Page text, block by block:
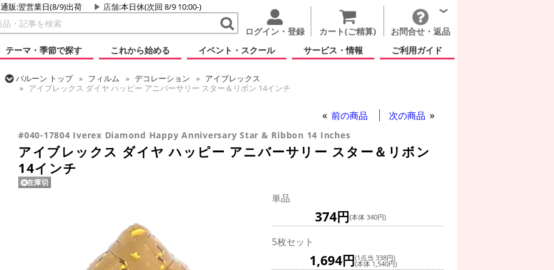
通販:翌営業日(8/9)出荷 店舗:本日休(次回 8/9 10:00-)
ログイン・登録 カート(ご精算)
お問合せ・返品
テーマ・季節で探す
これから始める イベント・スクール サービス・情報 ご利用ガイド
バルーン トップ フィルム デコレーション
アイブレックス
アイブレックス ダイヤ ハッピー アニバーサリー スター＆リボン 14インチ
前の商品 次の商品
#040-17804 Iverex Diamond Happy Anniversary Star & Ribbon 14 Inches
アイブレックス ダイヤ ハッピー アニバーサリー スター＆リボン
14インチ
在庫切
単品
374円(本体 340円)
5枚セット
1,694円(1点当 338円)
(本体 1,540円)